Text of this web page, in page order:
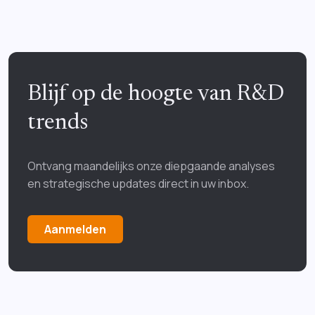
Blijf op de hoogte van R&D
trends
Ontvang maandelijks onze diepgaande analyses
en strategische updates direct in uw inbox.
Aanmelden